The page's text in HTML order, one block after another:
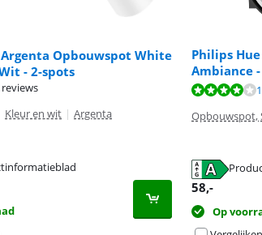
Opbouwspot White
- 2-spots
Kleur en wit | Argenta
Philips
Ambiance
van de 10, gebaseerd op 1 review.
Opbouwspot,
58,-
Op
van de 10, gebaseerd op 1 review.